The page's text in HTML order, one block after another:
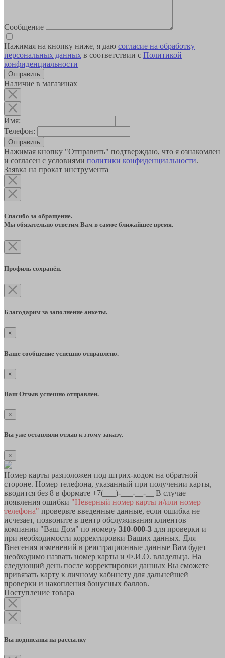
Сообщение
Нажимая на кнопку ниже, я даю согласие на обработку
персональных данных в соответствии с Политикой
конфиденциальности
Наличие в магазинах
Имя:
Телефон:
Отправить
Нажимая кнопку "Отправить" подтверждаю, что я ознакомлен
и согласен с условиями политики конфиденциальности.
Заявка на прокат инструмента
Спасибо за обращение.
Мы обязательно ответим Вам в самое ближайшее время.
Профиль сохранён.
Благодарим за заполнение анкеты.
×
Ваше сообщение успешно отправлено.
×
Ваш Отзыв успешно отправлен.
×
Вы уже оставляли отзыв к этому заказу.
×
Номер карты разположен под штрих-кодом на обратной
стороне. Номер телефона, указанный при получении карты,
вводится без 8 в формате +7(___)-___-__-__ В случае
появления ошибки "Неверный номер карты и/или номер
телефона" проверьте введенные данные, если ошибка не
исчезает, позвоните в центр обслуживания клиентов
компании "Ваш Дом" по номеру 310-000-3 для проверки и
при необходимости корректировки Ваших данных. Для
Внесения изменений в реистрационные данные Вам будет
необходимо назвать номер карты и Ф.И.О. владельца. На
следующий день после корректировки данных Вы сможете
привязать карту к личному кабинету для дальнейшей
проверки и накопления бонусных баллов.
Поступление товара
Вы подписаны на рассылку